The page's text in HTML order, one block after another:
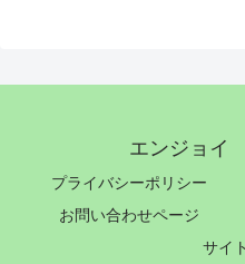
エンジョイ
プライバシーポリシー
お問い合わせページ
サイ